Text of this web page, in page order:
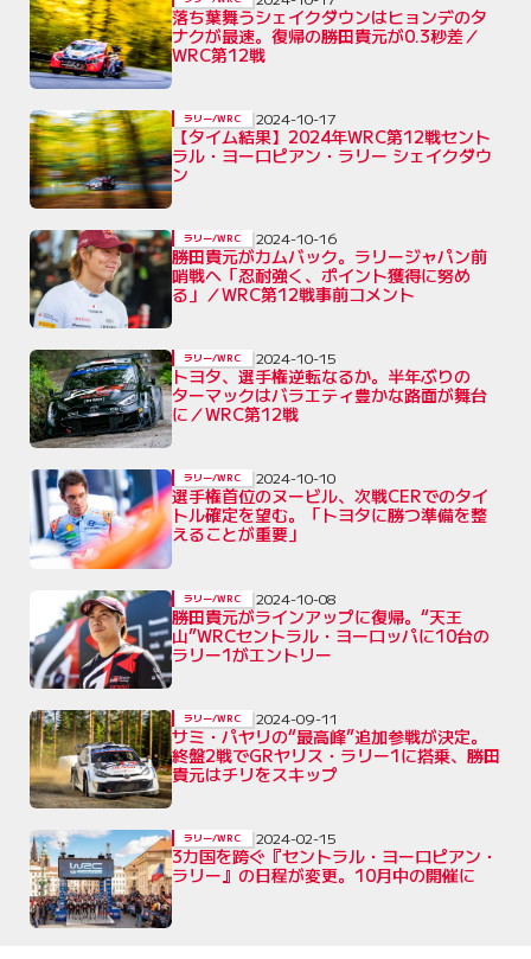
落ち葉舞うシェイクダウンはヒョンデのタ
ナクが最速。復帰の勝田貴元が0.3秒差／
WRC第12戦
【タイム結果】2024年WRC第12戦セント
ラル・ヨーロピアン・ラリー シェイクダウ
ン
ラリー/WRC 2024-10-17
勝田貴元がカムバック。ラリージャパン前
哨戦へ「忍耐強く、ポイント獲得に努め
る」／WRC第12戦事前コメント
ラリー/WRC 2024-10-16
トヨタ、選手権逆転なるか。半年ぶりの
ターマックはバラエティ豊かな路面が舞台
に／WRC第12戦
ラリー/WRC 2024-10-15
選手権首位のヌービル、次戦CERでのタイ
トル確定を望む。「トヨタに勝つ準備を整
えることが重要」
ラリー/WRC 2024-10-10
勝田貴元がラインアップに復帰。“天王
山”WRCセントラル・ヨーロッパに10台の
ラリー1がエントリー
ラリー/WRC 2024-10-08
サミ・パヤリの“最高峰”追加参戦が決定。
終盤2戦でGRヤリス・ラリー1に搭乗、勝田
貴元はチリをスキップ
ラリー/WRC 2024-09-11
3カ国を跨ぐ『セントラル・ヨーロピアン・
ラリー』の日程が変更。10月中の開催に
ラリー/WRC 2024-02-15